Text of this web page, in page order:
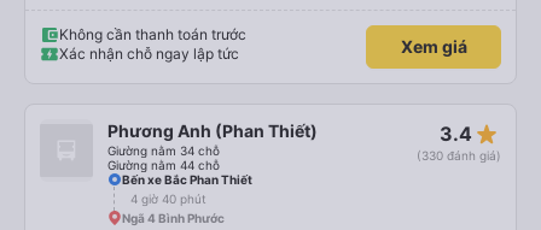
Không cần thanh toán trước
Xác nhận chỗ ngay lập tức
Xem giá
Phương Anh (Phan Thiết)
Giường nằm 34 chỗ
Giường nằm 44 chỗ
3.4 star_rate
(330 đánh giá)
Bến xe Bắc Phan Thiết
4 giờ 40 phút
Ngã 4 Bình Phước